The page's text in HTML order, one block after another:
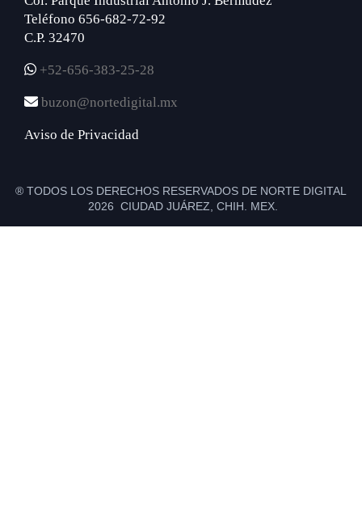
Teléfono 656-682-72-92
C.P. 32470
+52-656-383-25-28
buzon@nortedigital.mx
Aviso de Privacidad
® TODOS LOS DERECHOS RESERVADOS DE NORTE DIGITAL
2026 CIUDAD JUÁREZ, CHIH. MEX.